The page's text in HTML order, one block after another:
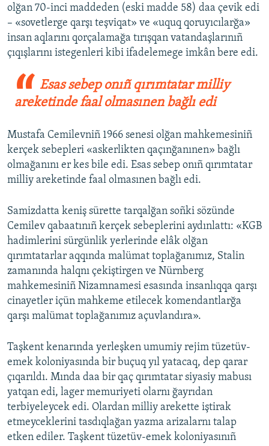
olğan 70-inci maddeden (eski madde 58) daa çevik edi
– «sovetlerge qarşı teşviqat» ve «uquq qoruyıcılarğa»
insan aqlarını qorçalamağa tırışqan vatandaşlarınıñ
çıqışlarını istegenleri kibi ifadelemege imkân bere edi.
Esas sebep onıñ qırımtatar milliy
areketinde faal olmasınen bağlı edi
Mustafa Cemilevniñ 1966 senesi olğan mahkemesiniñ
kerçek sebepleri «askerlikten qaçınğanınen» bağlı
olmağanını er kes bile edi. Esas sebep onıñ qırımtatar
milliy areketinde faal olmasınen bağlı edi.
Samizdatta keniş sürette tarqalğan soñki sözünde
Cemilev qabaatınıñ kerçek sebeplerini aydınlattı: «KGB
hadimlerini sürgünlik yerlerinde elâk olğan
qırımtatarlar aqqında malümat toplağanımız, Stalin
zamanında halqnı çekiştirgen ve Nürnberg
mahkemesiniñ Nizamnamesi esasında insanlıqqa qarşı
cinayetler içün mahkeme etilecek komendantlarğa
qarşı malümat toplağanımız açuvlandıra».
Taşkent kenarında yerleşken umumiy rejim tüzetüv-
emek koloniyasında bir buçuq yıl yatacaq, dep qarar
çıqarıldı. Mında daa bir qaç qırımtatar siyasiy mabusı
yatqan edi, lager memuriyeti olarnı ğayrıdan
terbiyeleycek edi. Olardan milliy arekette iştirak
etmeyceklerini tasdıqlağan yazma arizalarnı talap
etken ediler. Taşkent tüzetüv-emek koloniyasınıñ